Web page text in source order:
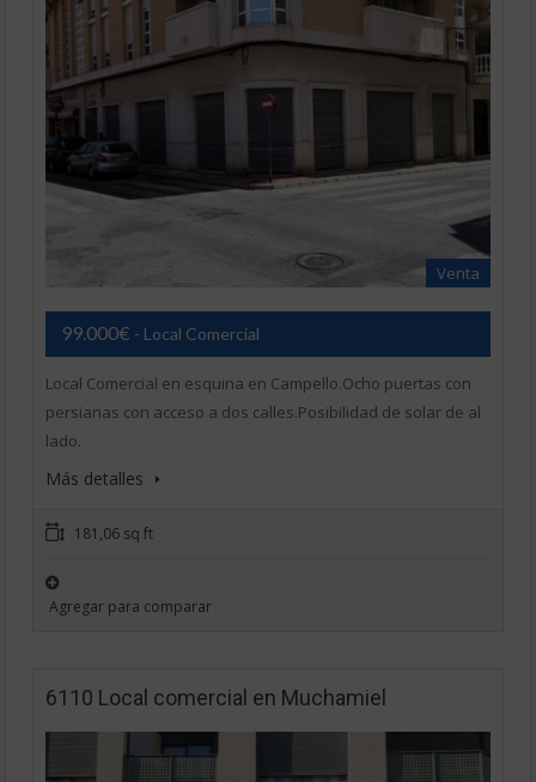
Venta
99.000€ - Local Comercial
Local Comercial en esquina en Campello.Ocho puertas con
persianas con acceso a dos calles.Posibilidad de solar de al
lado.
Más detalles
181,06 sq ft
Agregar para comparar
6110 Local comercial en Muchamiel